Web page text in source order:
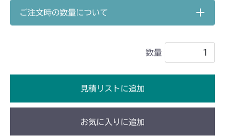
ミッション HT051B FIG7 アクスル
ミッション FIG5 アクスル
ミッション FIG7 アクスル
ミッション HT051B FIG7 アクスル
ミッション HI051A FIG7 アクスル
ミッション HI051B FIG7 アクスル
CM2101
ミッション FIG7 Aタイプ アクスル
ご注文時の数量について
数量
見積リストに追加
お気に入りに追加